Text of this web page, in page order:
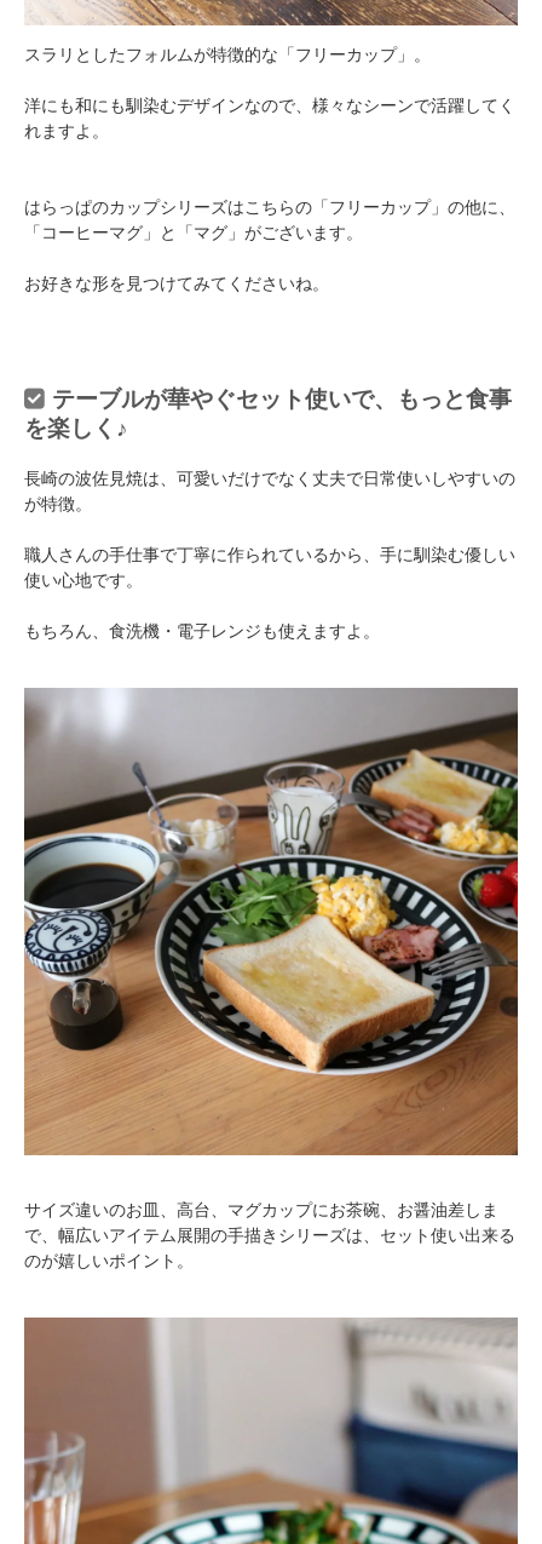
スラリとしたフォルムが特徴的な「フリーカップ」。
洋にも和にも馴染むデザインなので、様々なシーンで活躍してく
れますよ。
はらっぱのカップシリーズはこちらの「フリーカップ」の他に、
「コーヒーマグ」と「マグ」がございます。
お好きな形を見つけてみてくださいね。
テーブルが華やぐセット使いで、もっと食事
を楽しく♪
長崎の波佐見焼は、可愛いだけでなく丈夫で日常使いしやすいの
が特徴。
職人さんの手仕事で丁寧に作られているから、手に馴染む優しい
使い心地です。
もちろん、食洗機・電子レンジも使えますよ。
サイズ違いのお皿、高台、マグカップにお茶碗、お醤油差しま
で、幅広いアイテム展開の手描きシリーズは、セット使い出来る
のが嬉しいポイント。